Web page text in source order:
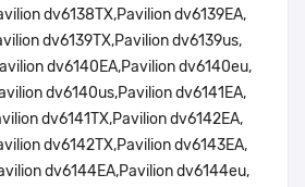
dv6138TX,Pavilion dv6139EA,
dv6139TX,Pavilion dv6139us,
dv6140EA,Pavilion dv6140eu,
dv6140us,Pavilion dv6141EA,
dv6141TX,Pavilion dv6142EA,
dv6142TX,Pavilion dv6143EA,
dv6144EA,Pavilion dv6144eu,